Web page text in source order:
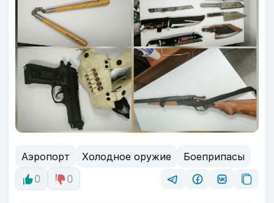
Аэропорт Холодное оружие
Боеприпасы
0
0